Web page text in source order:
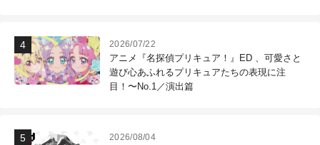
2026/07/22
アニメ『名探偵プリキュア！』ED 、可愛さと
遊び心あふれるプリキュアたちの表現に注
目！〜No.1／演出篇
2026/08/04